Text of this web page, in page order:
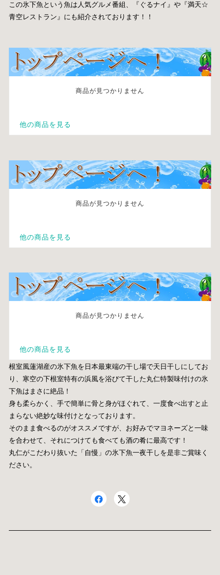
この氷下魚という魚は人気グルメ番組、『ぐるナイ』や『満天☆
青空レストラン』にも紹介されております！！
根室風蓮湖産の氷下魚を日本最東端の干し場で天日干しにしてお
り、寒空の下根室特有の浜風を浴びて干した丸仁特製味付けの氷
下魚はまさに絶品！
身も柔らかく、手で簡単に骨と身がほぐれて、一度食べ出すと止
まらない絶妙な味付けとなっております。
そのまま食べるのがオススメですが、お好みでマヨネーズと一味
を合わせて、それにつけても食べても酒の肴に最高です！
丸仁がこだわり抜いた「自慢」の氷下魚一夜干しを是非ご賞味く
ださい。